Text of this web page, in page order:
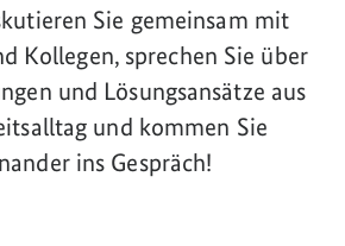
Sie gemeinsam mit
Kollegen, sprechen Sie über
und Lösungsansätze aus
und kommen Sie
ins Gespräch!